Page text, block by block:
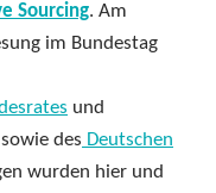
Sourcing. Am
im Bundestag
und
sowie des Deutschen
wurden hier und